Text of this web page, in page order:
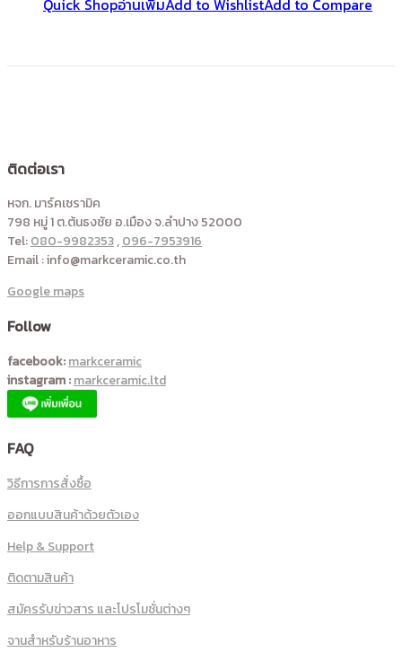
Quick Shopอ่านเพิ่มAdd to WishlistAdd to Compare
ติดต่อเรา
หจก. มาร์คเซรามิค
798 หมู่ 1 ต.ต้นธงชัย อ.เมือง จ.ลำปาง 52000
Tel:080-9982353,096-7953916
Email : info@markceramic.co.th
Google maps
Follow
facebook:markceramic
instagram :markceramic.ltd
FAQ
วิธีการการสั่งซื้อ
ออกแบบสินค้าด้วยตัวเอง
Help & Support
ติดตามสินค้า
สมัครรับข่าวสาร และโปรโมชั่นต่างๆ
จานสำหรับร้านอาหาร